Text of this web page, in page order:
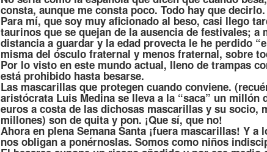
consta, aunque me consta poco. Todo hay que decirlo.
Para mí, que soy muy aficionado al beso, casi llego
taurinos que se quejan de la ausencia de festivales; a
distancia a guardar y la edad provecta le he perdido
misma del ósculo fraternal y menos fraternal, sobre
Por lo visto en este mundo actual, lleno de trampas
está prohibido hasta besarse.
Las mascarillas que protegen cuando conviene.
aristócrata Luis Medina se lleva a la “saca” un millón
euros a costa de las dichosas mascarillas y su socio,
millones) son de quita y pon. ¡Que sí, que no!
Ahora en plena Semana Santa ¡fuera mascarillas! Y a
nos obligan a ponérnoslas. Somos como niños